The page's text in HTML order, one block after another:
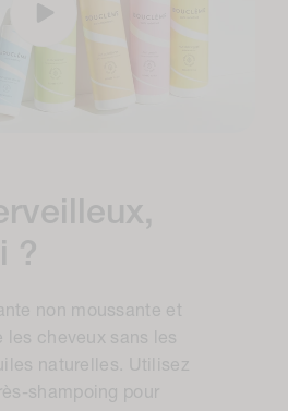
?
non moussante et
les cheveux sans les
naturelles. Utilisez
shampoing pour